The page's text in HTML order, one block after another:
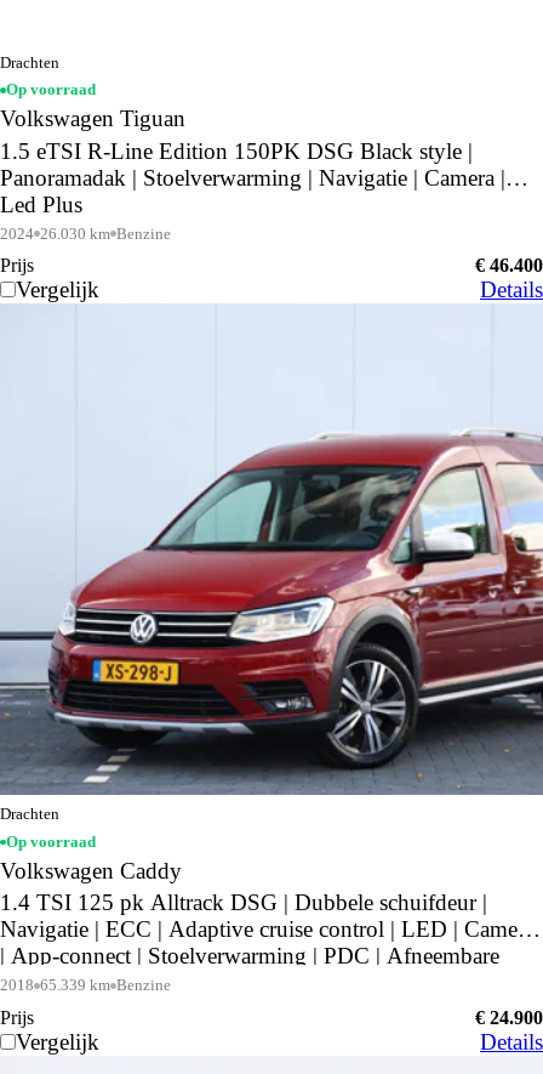
Drachten
Op voorraad
Volkswagen Tiguan
1.5 eTSI R-Line Edition 150PK DSG Black style |
Panoramadak | Stoelverwarming | Navigatie | Camera |
Led Plus
2024 26.030 km Benzine
Prijs € 46.400
Vergelijk Details
Drachten
Op voorraad
Volkswagen Caddy
1.4 TSI 125 pk Alltrack DSG | Dubbele schuifdeur |
Navigatie | ECC | Adaptive cruise control | LED | Camera
| App-connect | Stoelverwarming | PDC | Afneembare
Trekhaak | Dakrails |
2018 65.339 km Benzine
Prijs € 24.900
Vergelijk Details